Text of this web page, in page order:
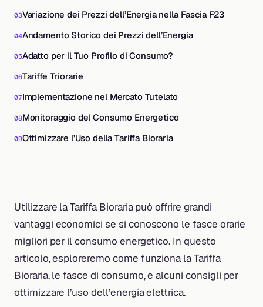
Variazione dei Prezzi dell’Energia nella Fascia F23
Andamento Storico dei Prezzi dell’Energia
Adatto per il Tuo Profilo di Consumo?
Tariffe Triorarie
Implementazione nel Mercato Tutelato
Monitoraggio del Consumo Energetico
Ottimizzare l’Uso della Tariffa Bioraria
Utilizzare la Tariffa Bioraria può offrire grandi
vantaggi economici se si conoscono le fasce orarie
migliori per il consumo energetico. In questo
articolo, esploreremo come funziona la Tariffa
Bioraria, le fasce di consumo, e alcuni consigli per
ottimizzare l’uso dell’energia elettrica.